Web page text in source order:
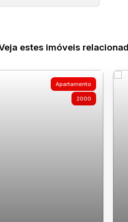
estes imóveis
Apartamento
2000